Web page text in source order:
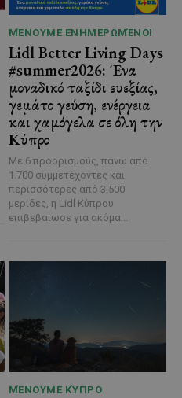
ΜΈΝΟΥΜΕ ΕΝΗΜΕΡΩΜΈΝΟΙ
Lidl Better Living Days
#summer2026: Ένα
μοναδικό ταξίδι ευεξίας,
γεμάτο γεύση, ενέργεια
και χαμόγελα σε όλη την
Κύπρο
Με 6 προορισμούς, πάνω από
1.700 συμμετέχοντες και
περισσότερες από 3.500
μερίδες, η Lidl Κύπρου
επιβεβαίωσε για ακόμα...
ΜΈΝΟΥΜΕ ΚΎΠΡΟ